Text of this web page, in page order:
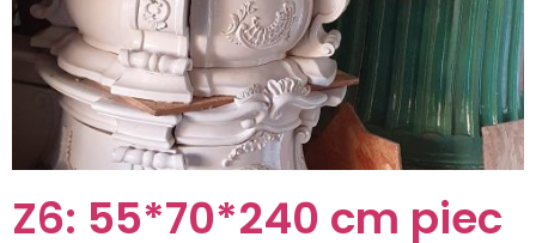
Z6: 55*70*240 cm piec